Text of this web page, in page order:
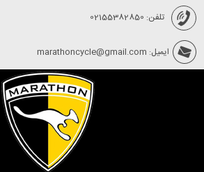
تلفن: 02155382850
ایمیل: marathoncycle@gmail.com